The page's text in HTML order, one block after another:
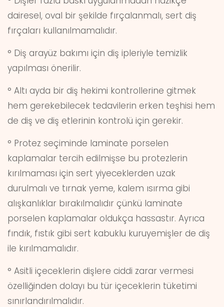
dairesel, oval bir şekilde fırçalanmalı, sert diş
fırçaları kullanılmamalıdır.
° Diş arayüz bakımı için diş ipleriyle temizlik
yapılması önerilir.
° Altı ayda bir diş hekimi kontrollerine gitmek
hem gerekebilecek tedavilerin erken teşhisi hem
de diş ve diş etlerinin kontrolü için gerekir.
° Protez seçiminde laminate porselen
kaplamalar tercih edilmişse bu protezlerin
kırılmaması için sert yiyeceklerden uzak
durulmalı ve tırnak yeme, kalem ısırma gibi
alışkanlıklar bırakılmalıdır çünkü laminate
porselen kaplamalar oldukça hassastır. Ayrıca
fındık, fıstık gibi sert kabuklu kuruyemişler de diş
ile kırılmamalıdır.
° Asitli içeceklerin dişlere ciddi zarar vermesi
özelliğinden dolayı bu tür içeceklerin tüketimi
sınırlandırılmalıdır.